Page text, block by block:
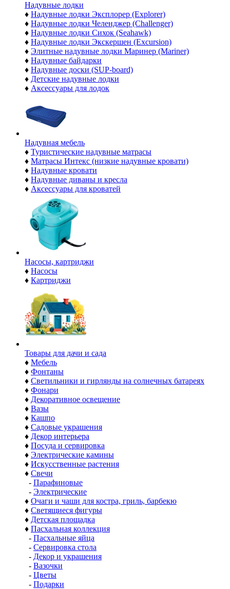
Надувные лодки
♦ Надувные лодки Эксплорер (Explorer)
♦ Надувные лодки Челенджер (Challenger)
♦ Надувные лодки Сихок (Seahawk)
♦ Надувные лодки Экскершен (Excursion)
♦ Элитные надувные лодки Маринер (Mariner)
♦ Надувные байдарки
♦ Надувные доски (SUP-board)
♦ Детские надувные лодки
♦ Аксессуары для лодок
Надувная мебель
♦ Туристические надувные матрасы
♦ Матрасы Интекс (низкие надувные кровати)
♦ Надувные кровати
♦ Надувные диваны и кресла
♦ Аксессуары для кроватей
Насосы, картриджи
♦ Насосы
♦ Картриджи
Товары для дачи и сада
♦ Мебель
♦ Фонтаны
♦ Светильники и гирлянды на солнечных батареях
♦ Фонари
♦ Декоративное освещение
♦ Вазы
♦ Кашпо
♦ Садовые украшения
♦ Декор интерьера
♦ Посуда и сервировка
♦ Электрические камины
♦ Искусственные растения
♦ Свечи
- Парафиновые
- Электрические
♦ Очаги и чаши для костра, гриль, барбекю
♦ Светящиеся фигуры
♦ Детская площадка
♦ Пасхальная коллекция
- Пасхальные яйца
- Сервировка стола
- Декор и украшения
- Вазочки
- Цветы
- Подарки